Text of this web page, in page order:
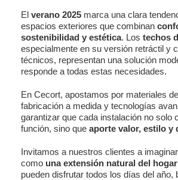
El verano 2025 marca una clara
espacios exteriores que combinan
sostenibilidad y estética. Los techos
especialmente en su versión retráctil y
técnicos, representan una solución
responde a todas estas necesidades.
En Cecort, apostamos por materiales
fabricación a medida y tecnologías
garantizar que cada instalación no solo
función, sino que aporte valor, estilo y
Invitamos a nuestros clientes a
como una extensión natural del hogar
pueden disfrutar todos los días del año,